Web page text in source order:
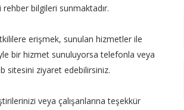
bilgileri sunmaktadır.
erişmek, sunulan hizmetler ile
bir hizmet sunuluyorsa telefonla veya
sitesini ziyaret edebilirsiniz.
veya çalışanlarına teşekkür